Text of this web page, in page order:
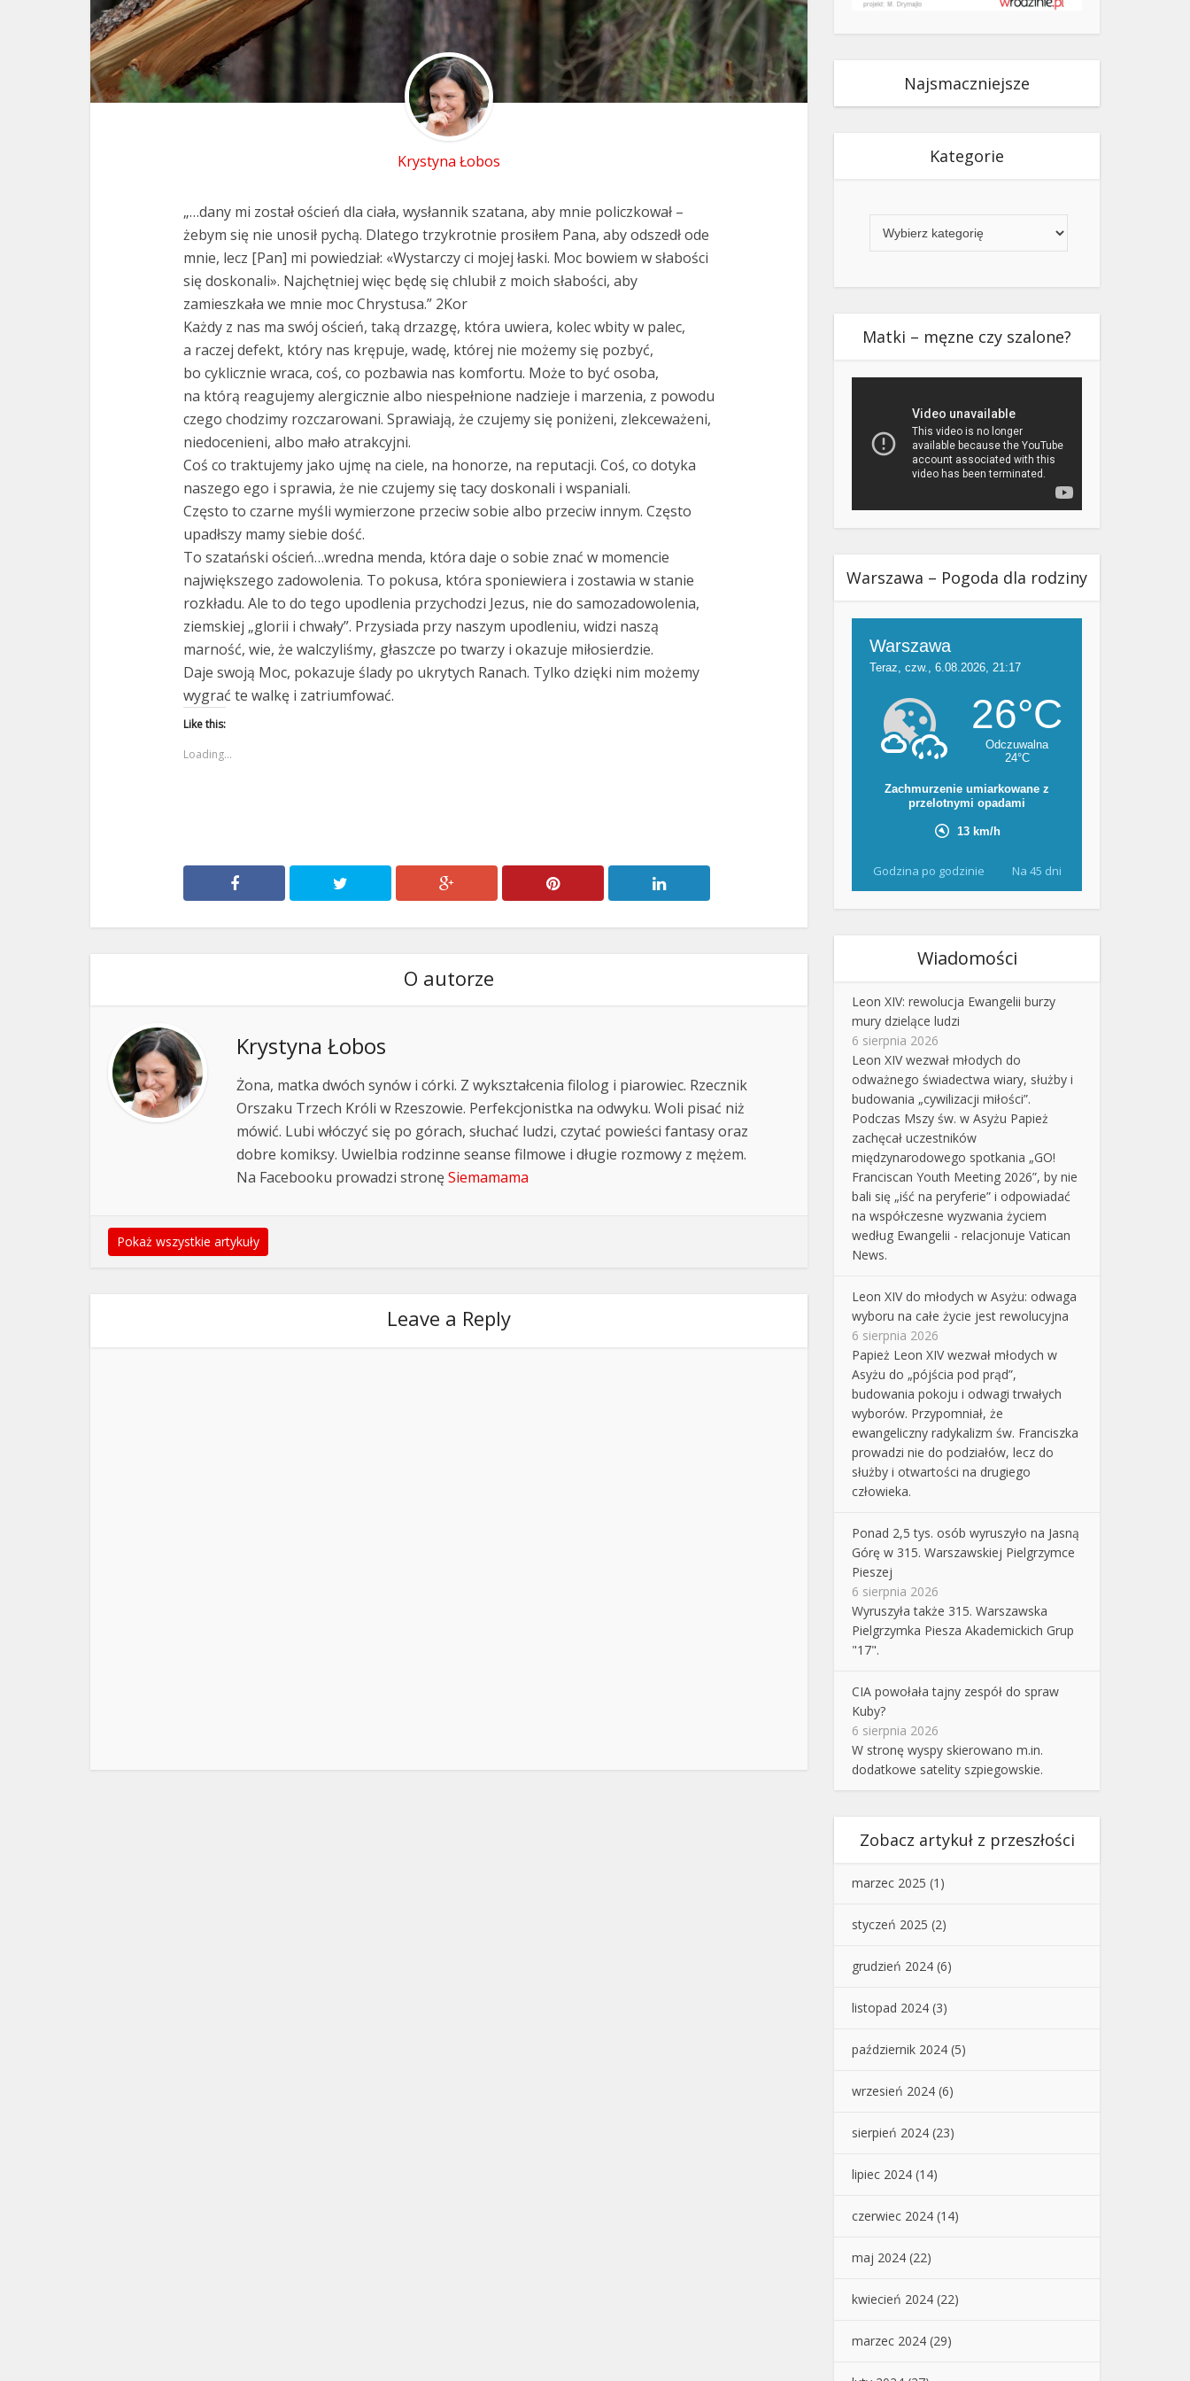
Krystyna Łobos
„…dany mi został oścień dla ciała, wysłannik szatana, aby mnie policzkował –
żebym się nie unosił pychą. Dlatego trzykrotnie prosiłem Pana, aby odszedł ode
mnie, lecz [Pan] mi powiedział: «Wystarczy ci mojej łaski. Moc bowiem w słabości
się doskonali». Najchętniej więc będę się chlubił z moich słabości, aby
zamieszkała we mnie moc Chrystusa.” 2Kor
Każdy z nas ma swój oścień, taką drzazgę, która uwiera, kolec wbity w palec,
a raczej defekt, który nas krępuje, wadę, której nie możemy się pozbyć,
bo cyklicznie wraca, coś, co pozbawia nas komfortu. Może to być osoba,
na którą reagujemy alergicznie albo niespełnione nadzieje i marzenia, z powodu
czego chodzimy rozczarowani. Sprawiają, że czujemy się poniżeni, zlekceważeni,
niedocenieni, albo mało atrakcyjni.
Coś co traktujemy jako ujmę na ciele, na honorze, na reputacji. Coś, co dotyka
naszego ego i sprawia, że nie czujemy się tacy doskonali i wspaniali.
Często to czarne myśli wymierzone przeciw sobie albo przeciw innym. Często
upadłszy mamy siebie dość.
To szatański oścień…wredna menda, która daje o sobie znać w momencie
największego zadowolenia. To pokusa, która sponiewiera i zostawia w stanie
rozkładu. Ale to do tego upodlenia przychodzi Jezus, nie do samozadowolenia,
ziemskiej „glorii i chwały”. Przysiada przy naszym upodleniu, widzi naszą
marność, wie, że walczyliśmy, głaszcze po twarzy i okazuje miłosierdzie.
Daje swoją Moc, pokazuje ślady po ukrytych Ranach. Tylko dzięki nim możemy
wygrać te walkę i zatriumfować.
Like this:
Loading...
O autorze
Krystyna Łobos
Żona, matka dwóch synów i córki. Z wykształcenia filolog i piarowiec. Rzecznik
Orszaku Trzech Króli w Rzeszowie. Perfekcjonistka na odwyku. Woli pisać niż
mówić. Lubi włóczyć się po górach, słuchać ludzi, czytać powieści fantasy oraz
dobre komiksy. Uwielbia rodzinne seanse filmowe i długie rozmowy z mężem.
Na Facebooku prowadzi stronęSiemamama
Pokaż wszystkie artykuły
Leave a Reply
Najsmaczniejsze
Kategorie
Matki – męzne czy szalone?
Warszawa – Pogoda dla rodziny
Godzina po godzinie Na 45 dni
Wiadomości
Leon XIV: rewolucja Ewangelii burzy
mury dzielące ludzi
6 sierpnia 2026
Leon XIV wezwał młodych do
odważnego świadectwa wiary, służby i
budowania „cywilizacji miłości”.
Podczas Mszy św. w Asyżu Papież
zachęcał uczestników
międzynarodowego spotkania „GO!
Franciscan Youth Meeting 2026”, by nie
bali się „iść na peryferie” i odpowiadać
na współczesne wyzwania życiem
według Ewangelii - relacjonuje Vatican
News.
Leon XIV do młodych w Asyżu: odwaga
wyboru na całe życie jest rewolucyjna
6 sierpnia 2026
Papież Leon XIV wezwał młodych w
Asyżu do „pójścia pod prąd”,
budowania pokoju i odwagi trwałych
wyborów. Przypomniał, że
ewangeliczny radykalizm św. Franciszka
prowadzi nie do podziałów, lecz do
służby i otwartości na drugiego
człowieka.
Ponad 2,5 tys. osób wyruszyło na Jasną
Górę w 315. Warszawskiej Pielgrzymce
Pieszej
6 sierpnia 2026
Wyruszyła także 315. Warszawska
Pielgrzymka Piesza Akademickich Grup
"17".
CIA powołała tajny zespół do spraw
Kuby?
6 sierpnia 2026
W stronę wyspy skierowano m.in.
dodatkowe satelity szpiegowskie.
Zobacz artykuł z przeszłości
marzec 2025 (1)
styczeń 2025 (2)
grudzień 2024 (6)
listopad 2024 (3)
październik 2024 (5)
wrzesień 2024 (6)
sierpień 2024 (23)
lipiec 2024 (14)
czerwiec 2024 (14)
maj 2024 (22)
kwiecień 2024 (22)
marzec 2024 (29)